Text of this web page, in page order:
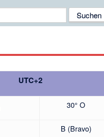
UTC+2
30° O
B (Bravo)